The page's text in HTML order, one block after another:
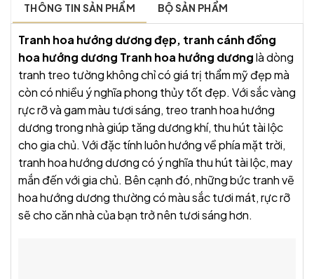
THÔNG TIN SẢN PHẨM BỘ SẢN PHẨM
Tranh hoa hướng dương đẹp, tranh cánh đồng
hoa hướng dương Tranh hoa hướng dươnglà dòng
tranh treo tường không chỉ có giá trị thẩm mỹ đẹp mà
còn có nhiều ý nghĩa phong thủy tốt đẹp. Với sắc vàng
rực rỡ và gam màu tươi sáng, treo tranh hoa hướng
dương trong nhà giúp tăng dương khí, thu hút tài lộc
cho gia chủ. Với đặc tính luôn hướng về phía mặt trời,
tranh hoa hướng dương có ý nghĩa thu hút tài lộc, may
mắn đến với gia chủ. Bên cạnh đó, những bức tranh vẽ
hoa hướng dương thường có màu sắc tươi mát, rực rỡ
sẽ cho căn nhà của bạn trở nên tươi sáng hơn.